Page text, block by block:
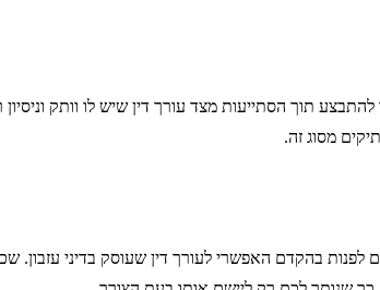
להתבצע תוך הסתייעות מצד עורך דין שיש לו וותק
מסוג זה.
לפנות בהקדם האפשרי לעורך דין שעוסק בדיני